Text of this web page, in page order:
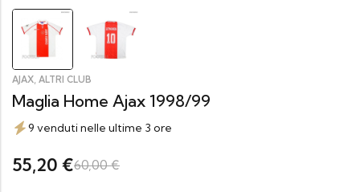
AJAX, ALTRI CLUB
Maglia Home Ajax 1998/99
9 venduti nelle ultime 3 ore
55,20 €60,00€